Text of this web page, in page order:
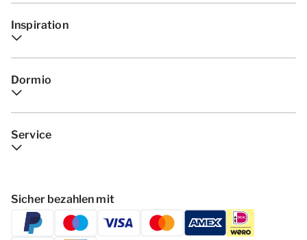
Inspiration
Dormio
Service
Sicher bezahlen mit